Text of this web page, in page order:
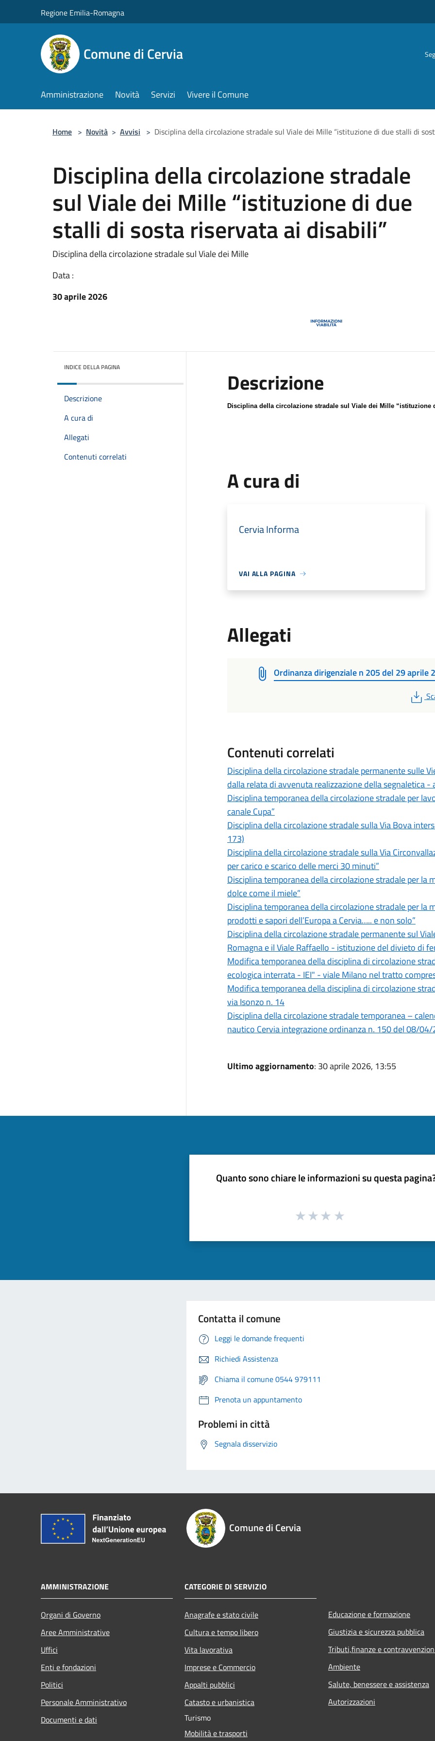
Regione Emilia-Romagna
Comune di Cervia
Amministrazione Novità Servizi Vivere il Comune
Home > Novità > Avvisi > Disciplina della circolazione stradale sul Viale dei Mille “istituzione di due stalli di
Disciplina della circolazione stradale
sul Viale dei Mille “istituzione di due
stalli di sosta riservata ai disabili”
Disciplina della circolazione stradale sul Viale dei Mille
Data :
30 aprile 2026
INDICE DELLA PAGINA
Descrizione
A cura di
Allegati
Contenuti correlati
Descrizione
Disciplina della circolazione stradale sul Viale dei Mille “istituzione
A cura di
Cervia Informa
VAI ALLA PAGINA
Allegati
Ordinanza dirigenziale n 205 del 29 aprile
Contenuti correlati
Disciplina della circolazione stradale permanente sulle
dalla relata di avvenuta realizzazione della segnaletica
Disciplina temporanea della circolazione stradale per
canale Cupa”
Disciplina della circolazione stradale sulla Via Bova
173)
Disciplina della circolazione stradale sulla Via
per carico e scarico delle merci 30 minuti”
Disciplina temporanea della circolazione stradale per
dolce come il miele”
Disciplina temporanea della circolazione stradale per la
prodotti e sapori dell’Europa a Cervia….. e non solo”
Disciplina della circolazione stradale permanente sul
Romagna e il Viale Raffaello - istituzione del divieto di
Modifica temporanea della disciplina di circolazione
ecologica interrata - IEI" - viale Milano nel tratto
Modifica temporanea della disciplina di circolazione
via Isonzo n. 14
Disciplina della circolazione stradale temporanea –
nautico Cervia integrazione ordinanza n. 150 del 08/
Ultimo aggiornamento: 30 aprile 2026, 13:55
Quanto sono chiare le informazioni su questa
Contatta il comune
Leggi le domande frequenti
Richiedi Assistenza
Chiama il comune 0544 979111
Prenota un appuntamento
Problemi in città
Segnala disservizio
Comune di Cervia
AMMINISTRAZIONE
Organi di Governo
Aree Amministrative
Uffici
Enti e fondazioni
Politici
Personale Amministrativo
Documenti e dati
CATEGORIE DI SERVIZIO
Anagrafe e stato civile
Cultura e tempo libero
Vita lavorativa
Imprese e Commercio
Appalti pubblici
Catasto e urbanistica
Turismo
Mobilità e trasporti
Educazione e formazione
Giustizia e sicurezza pubblica
Tributi,finanze e
Ambiente
Salute, benessere e assistenza
Autorizzazioni